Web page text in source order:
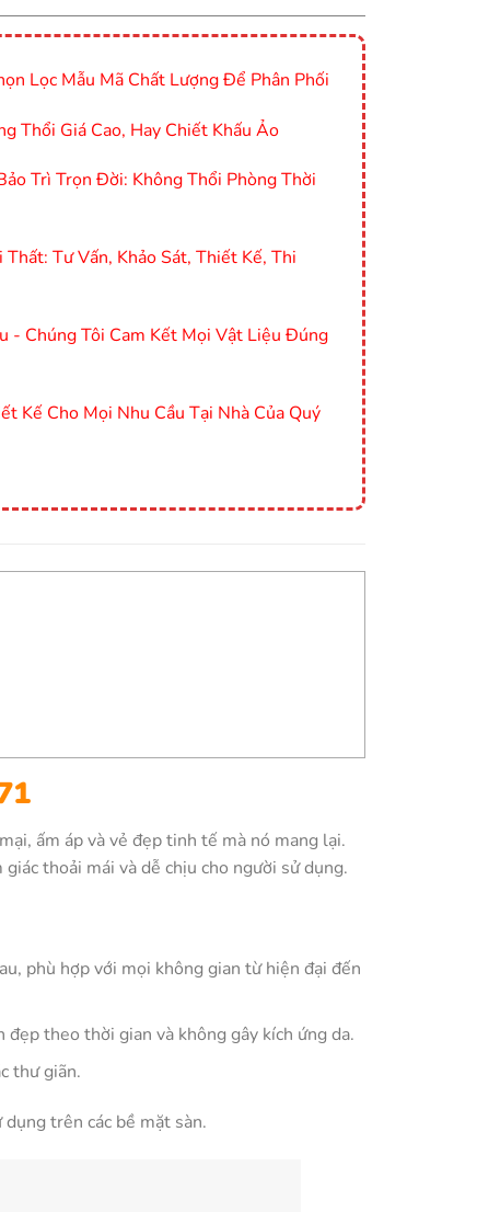
Lọc Mẫu Mã Chất Lượng Để Phân Phối
Thổi Giá Cao, Hay Chiết Khấu Ảo
Trì Trọn Đời: Không Thổi Phòng Thời
Tư Vấn, Khảo Sát, Thiết Kế, Thi
- Chúng Tôi Cam Kết Mọi Vật Liệu Đúng
Kế Cho Mọi Nhu Cầu Tại Nhà Của Quý
ấm áp và vẻ đẹp tinh tế mà nó mang lại.
thoải mái và dễ chịu cho người sử dụng.
phù hợp với mọi không gian từ hiện đại đến
theo thời gian và không gây kích ứng da.
thư giãn.
trên các bề mặt sàn.